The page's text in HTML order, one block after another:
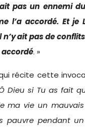
pas un ennemi
l’a accordé. Et je
n’y ait pas de
accordé. »
récite cette
Dieu si Tu as fait
ma vie un
pauvre pendant